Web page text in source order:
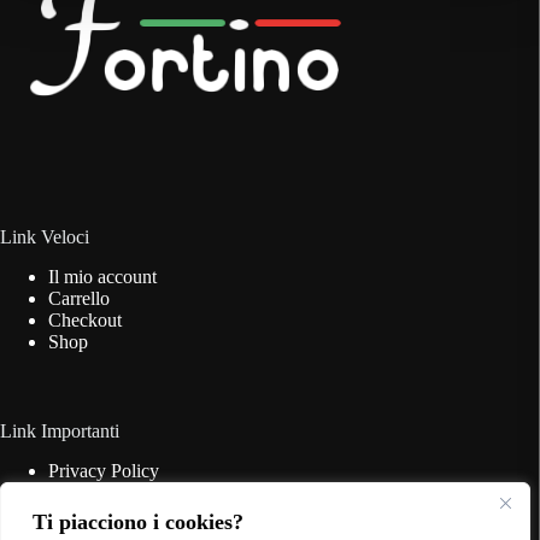
Ti piacciono i cookies?
essere
scelte
nella
pagina
del
Link Veloci
Il mio account
Carrello
Checkout
Shop
Link Importanti
Privacy Policy
Termini & Condizioni
Contatti